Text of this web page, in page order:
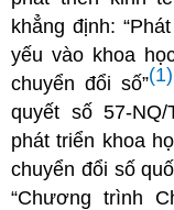
khẳng định:
yếu vào khoa
chuyển đổi số”(1)
quyết số 57-
phát triển khoa
chuyển đổi số
“Chương trình